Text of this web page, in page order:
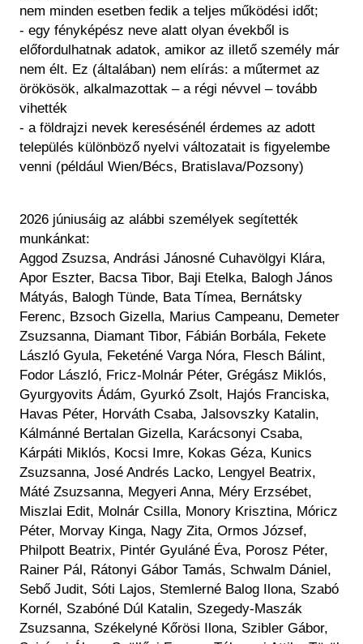
nem minden esetben fedik a teljes működési időt;
- egy fényképész neve alatt olyan évekből is
előfordulhatnak adatok, amikor az illető személy már
nem élt. Ez (általában) nem elírás: a műtermet az
örökösök, alkalmazottak – a régi névvel – tovább
vihették
- a földrajzi nevek keresésénél érdemes az adott
település különböző nyelvi változatait is figyelembe
venni (például Wien/Bécs, Bratislava/Pozsony)
2026 júniusáig az alábbi személyek segítették
munkánkat:
Aggod Zsuzsa, Andrási Jánosné Cuhavölgyi Klára,
Apor Eszter, Bacsa Tibor, Baji Etelka, Balogh János
Mátyás, Balogh Tünde, Bata Tímea, Bernátsky
Ferenc, Bzsoch Gizella, Marius Campeanu, Demeter
Zsuzsanna, Diamant Tibor, Fábián Borbála, Fekete
László Gyula, Feketéné Varga Nóra, Flesch Bálint,
Fodor László, Fricz-Molnár Péter, Grégász Miklós,
Gyurgyovits Ádám, Gyurkó Zsolt, Hajós Franciska,
Havas Péter, Horváth Csaba, Jalsovszky Katalin,
Kálmánné Bertalan Gizella, Karácsonyi Csaba,
Kárpáti Miklós, Kocsi Imre, Kokas Géza, Kunics
Zsuzsanna, José Andrés Lacko, Lengyel Beatrix,
Máté Zsuzsanna, Megyeri Anna, Méry Erzsébet,
Miszlai Edit, Molnár Csilla, Monory Krisztina, Móricz
Péter, Morvay Kinga, Nagy Zita, Ormos József,
Philpott Beatrix, Pintér Gyuláné Éva, Porosz Péter,
Rainer Pál, Rátonyi Gábor Tamás, Schwalm Dániel,
Sebő Judit, Sóti Lajos, Stemlerné Balog Ilona, Szabó
Kornél, Szabóné Dúl Katalin, Szegedy-Maszák
Zsuzsanna, Székelyné Kőrösi Ilona, Szibler Gábor,